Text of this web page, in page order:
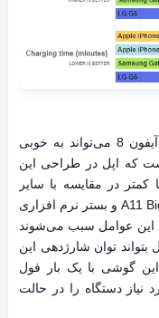
دلیل اینکه باتری 1821 میلی آمپر ساعتی آیفون 8 می‌تواند به خوبی
که اپل در طراحی این
در مقایسه با سایر
پرچمداران دیگر استفاده کرده و تراشه A11 Bionic و بستر نرم افزاری
این عوامل سبب می‌شوند
1821 میلی آمپر ساعتی آیفون 8 اپل بتواند توان شارژدهی این
گوشی با یک بار فول
روز انرژی مورد نیاز دستگاه را در حالت